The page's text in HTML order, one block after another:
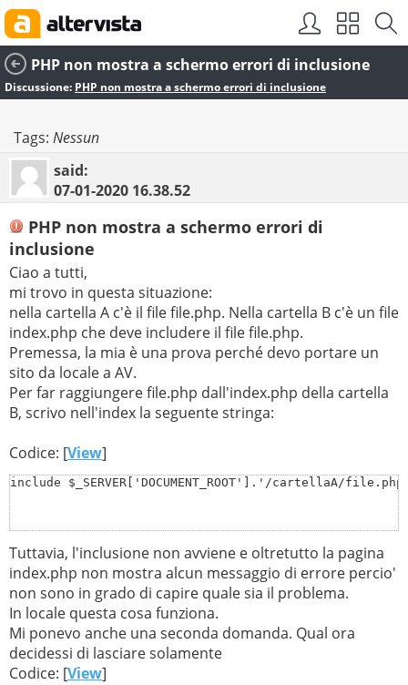
PHP non mostra a schermo errori di inclusione
Discussione: PHP non mostra a schermo errori di inclusione
Tags: Nessun
said:
07-01-2020 16.38.52
PHP non mostra a schermo errori di
inclusione
Ciao a tutti,
mi trovo in questa situazione:
nella cartella A c'è il file file.php. Nella cartella B c'è un file
index.php che deve includere il file file.php.
Premessa, la mia è una prova perché devo portare un
sito da locale a AV.
Per far raggiungere file.php dall'index.php della cartella
B, scrivo nell'index la seguente stringa:
Codice: [View]
include $_SERVER['DOCUMENT_ROOT'].'/cartellaA/
Tuttavia, l'inclusione non avviene e oltretutto la pagina
index.php non mostra alcun messaggio di errore percio'
non sono in grado di capire quale sia il problema.
In locale questa cosa funziona.
Mi ponevo anche una seconda domanda. Qual ora
decidessi di lasciare solamente
Codice: [View]